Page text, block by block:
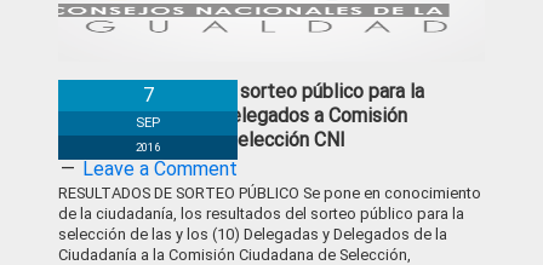
Resultados del sorteo público para la
selección de delegados a Comisión
Ciudadana de Selección CNI
7
SEP
2016
Leave a Comment
RESULTADOS DE SORTEO PÚBLICO Se pone en conocimiento
de la ciudadanía, los resultados del sorteo público para la
selección de las y los (10) Delegadas y Delegados de la
Ciudadanía a la Comisión Ciudadana de Selección,